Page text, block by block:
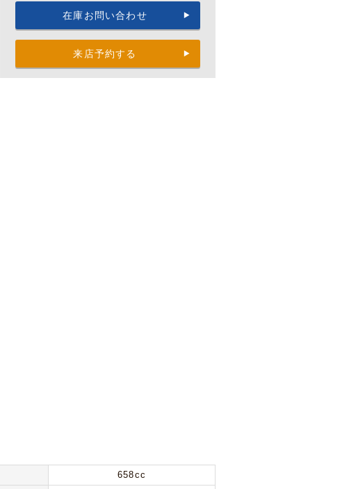
在庫お問い合わせ
来店予約する
658cc